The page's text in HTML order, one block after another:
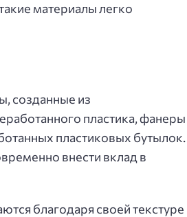
материалы легко
созданные из
пластика, фанеры
пластиковых бутылок.
внести вклад в
благодаря своей текстуре